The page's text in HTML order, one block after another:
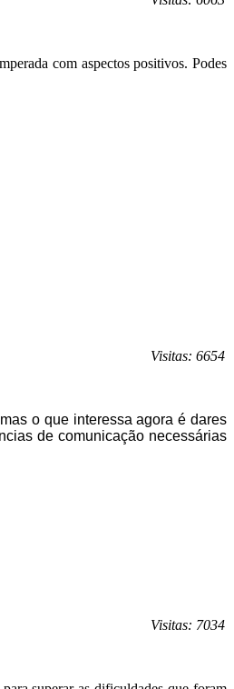
com aspectos positivos. Podes
Visitas: 6654
o que interessa agora é dares
de comunicação necessárias
Visitas: 7034